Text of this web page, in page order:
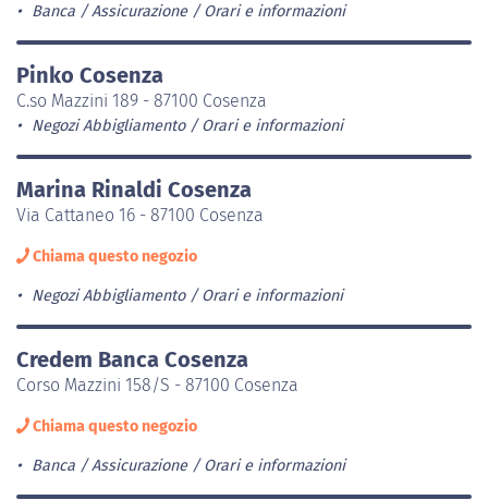
Banca / Assicurazione Orari e informazioni
Pinko Cosenza
C.so Mazzini 189 - 87100 Cosenza
Negozi Abbigliamento Orari e informazioni
Marina Rinaldi Cosenza
Via Cattaneo 16 - 87100 Cosenza
Chiama questo negozio
Negozi Abbigliamento Orari e informazioni
Credem Banca Cosenza
Corso Mazzini 158/S - 87100 Cosenza
Chiama questo negozio
Banca / Assicurazione Orari e informazioni